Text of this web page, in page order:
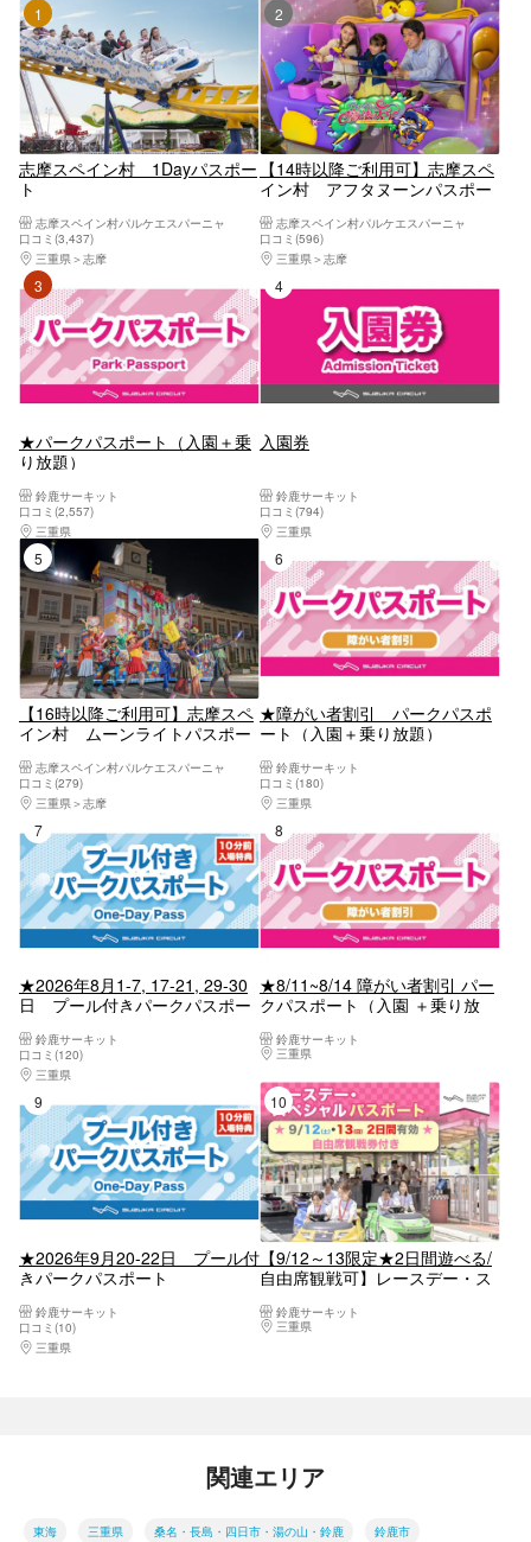
1位
志摩スペイン村 1Dayパスポー
ト
志摩スペイン村パルケエスパーニャ
口コミ(3,437)
三重県
志摩
2位
【14時以降ご利用可】志摩スペ
イン村 アフタヌーンパスポー
志摩スペイン村パルケエスパーニャ
口コミ(596)
三重県
志摩
3位
★パークパスポート（入園＋乗
り放題）
鈴鹿サーキット
口コミ(2,557)
三重県
桑名・長島・四日市・湯の山・鈴鹿
4位
入園券
鈴鹿サーキット
口コミ(794)
三重県
5位
【16時以降ご利用可】志摩スペ
イン村 ムーンライトパスポー
志摩スペイン村パルケエスパーニャ
口コミ(279)
三重県
志摩
6位
★障がい者割引 パークパスポ
ート（入園＋乗り放題）
鈴鹿サーキット
口コミ(180)
三重県
7位
★2026年8月1-7, 17-21, 29-30
日 プール付きパークパスポー
鈴鹿サーキット
口コミ(120)
三重県
8位
★8/11~8/14 障がい者割引 パー
クパスポート（入園 ＋乗り放
鈴鹿サーキット
三重県
9位
★2026年9月20-22日 プール付
きパークパスポート
鈴鹿サーキット
口コミ(10)
三重県
10位
【9/12～13限定★2日間遊べる/
自由席観戦可】レースデー・ス
鈴鹿サーキット
三重県
関連エリア
東海 三重県 桑名・長島・四日市・湯の山・鈴鹿 鈴鹿市